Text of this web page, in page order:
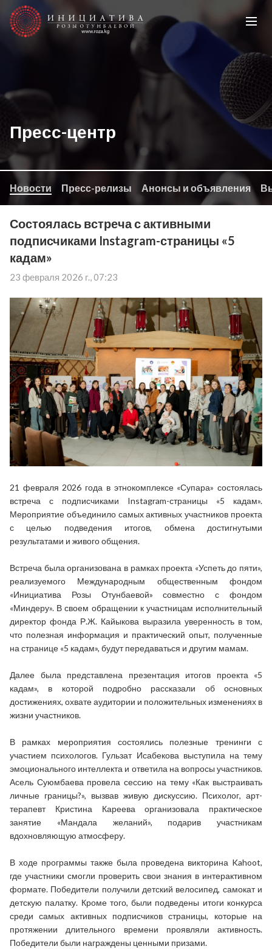
Пресс-центр
Новости Пресс-релизы Анонсы и объявления
Состоялась встреча с активными
подписчиками Instagram-страницы «5
кадам»
23 февраля 2026 г., 07:23
21 февраля 2026 года в этнокомплексе «Супара» состоялась
встреча с подписчиками Instagram-страницы «5 кадам».
Мероприятие объединило самых активных участников проекта
с целью подведения итогов, обмена достигнутыми
результатами и живого общения.
Встреча была организована в рамках проекта «Успеть до пяти»,
реализуемого Международным общественным фондом
«Инициатива Розы Отунбаевой» совместно с фондом
«Миндеру». В своем обращении к участницам исполнительный
директор фонда Р.Ж. Кайыкова выразила уверенность в том,
что полезная информация и практический опыт, полученные
на странице «5 кадам», будут передаваться и другим мамам.
Далее была представлена презентация итогов проекта «5
кадам», в которой подробно рассказали об основных
достижениях, охвате аудитории и положительных изменениях в
жизни участников.
В рамках мероприятия состоялись полезные тренинги с
участием психологов. Гульзат Исабекова выступила на тему
эмоционального интеллекта и ответила на вопросы участников.
Асель Суюмбаева провела сессию на тему «Как выстраивать
личные границы?», вызвав живую дискуссию. Психолог, арт-
терапевт Кристина Кареева организовала практическое
занятие «Мандала желаний», подарив участникам
вдохновляющую атмосферу.
В ходе программы также была проведена викторина Kahoot,
где участники смогли проверить свои знания в интерактивном
формате. Победители получили детский велосипед, самокат и
детскую палатку. Кроме того, были подведены итоги конкурса
среди самых активных подписчиков страницы, которые на
протяжении длительного времени проявляли активность.
Победители были награждены ценными призами.